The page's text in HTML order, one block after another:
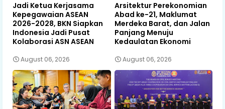
Jadi Ketua Kerjasama
Kepegawaian ASEAN
2026-2028, BKN Siapkan
Indonesia Jadi Pusat
Kolaborasi ASN ASEAN
August 06, 2026
Arsitektur Perekonomian
Abad ke-21, Maklumat
Merdeka Barat, dan Jalan
Panjang Menuju
Kedaulatan Ekonomi
August 06, 2026